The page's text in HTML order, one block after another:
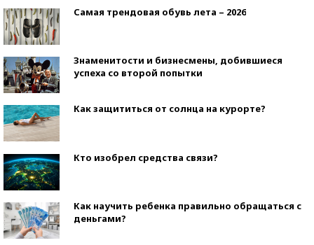
Самая трендовая обувь лета – 2026
Знаменитости и бизнесмены, добившиеся
успеха со второй попытки
Как защититься от солнца на курорте?
Кто изобрел средства связи?
Как научить ребенка правильно обращаться с
деньгами?